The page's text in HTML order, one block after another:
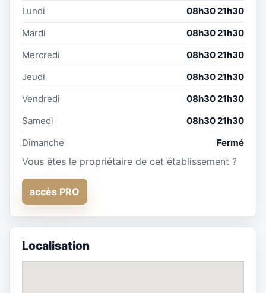
Lundi
08h30 21h30
Mardi
08h30 21h30
Mercredi
08h30 21h30
Jeudi
08h30 21h30
Vendredi
08h30 21h30
Samedi
08h30 21h30
Dimanche
Fermé
Vous êtes le propriétaire de cet établissement ?
accès PRO
Localisation